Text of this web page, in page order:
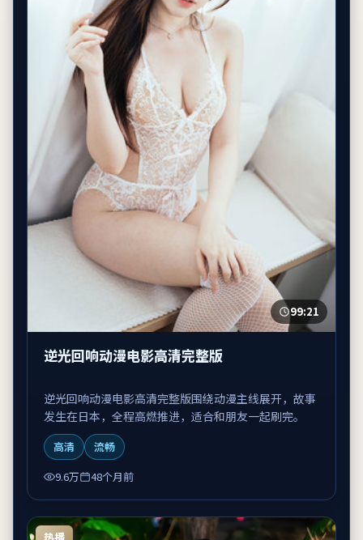
99:21
逆光回响动漫电影高清完整版
逆光回响动漫电影高清完整版围绕动漫主线展开，故事
发生在日本，全程高燃推进，适合和朋友一起刷完。
高清
流畅
9.6万
48个月前